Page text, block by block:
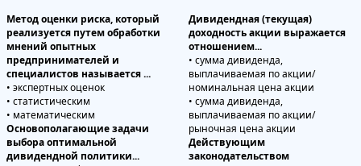
Метод оценки риска, который
реализуется путем обработки
мнений опытных
предпринимателей и
специалистов называется ...
• экспертных оценок
• статистическим
• математическим
Основополагающие задачи
выбора оптимальной
дивидендной политики...
Дивидендная (текущая)
доходность акции выражается
отношением...
• сумма дивиденда,
выплачиваемая по акции/
номинальная цена акции
• сумма дивиденда,
выплачиваемая по акции/
рыночная цена акции
Действующим
законодательством